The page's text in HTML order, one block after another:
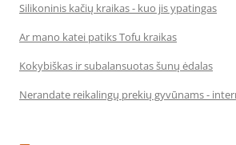
Silikoninis kačių kraikas - kuo jis ypatingas
Ar mano katei patiks Tofu kraikas
Kokybiškas ir subalansuotas šunų ėdalas
Nerandate reikalingų prekių gyvūnams -